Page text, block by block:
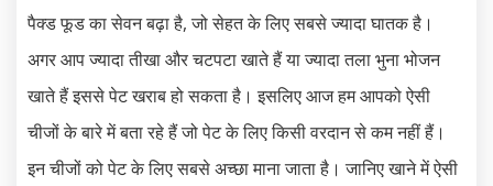
पैक्ड फूड का सेवन बढ़ा है, जो सेहत के लिए सबसे ज्यादा घातक है।
अगर आप ज्यादा तीखा और चटपटा खाते हैं या ज्यादा तला भुना भोजन
खाते हैं इससे पेट खराब हो सकता है। इसलिए आज हम आपको ऐसी
चीजों के बारे में बता रहे हैं जो पेट के लिए किसी वरदान से कम नहीं हैं।
इन चीजों को पेट के लिए सबसे अच्छा माना जाता है। जानिए खाने में ऐसी